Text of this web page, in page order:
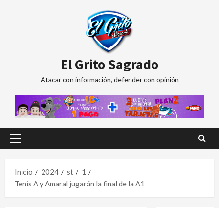
El Grito Sagrado
Atacar con información, defender con opinión
Menú
Inicio
2024 st
1
Tenis A y Amaral jugarán la final de la A1